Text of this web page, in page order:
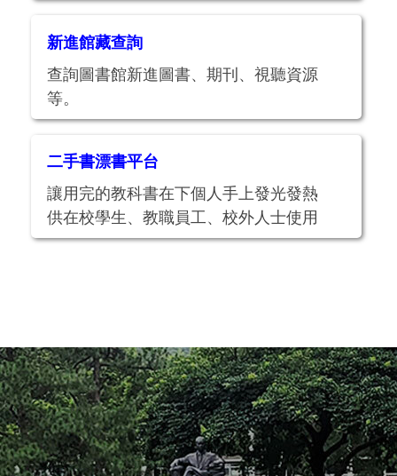
新進館藏查詢
查詢圖書館新進圖書、期刊、視聽資源
等。
二手書漂書平台
讓用完的教科書在下個人手上發光發熱
供在校學生、教職員工、校外人士使用